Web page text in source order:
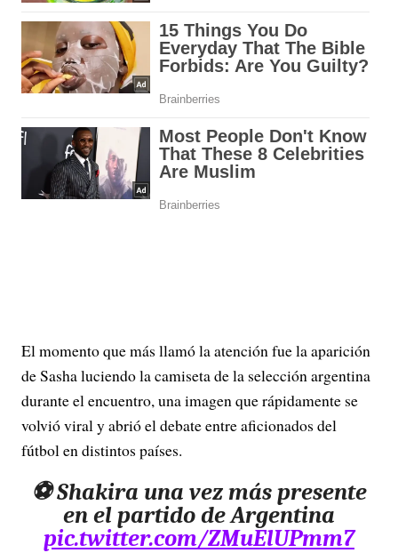
El momento que más llamó la atención fue la aparición
de Sasha luciendo la camiseta de la selección argentina
durante el encuentro, una imagen que rápidamente se
volvió viral y abrió el debate entre aficionados del
fútbol en distintos países.
⚽️ Shakira una vez más presente
en el partido de Argentina
pic.twitter.com/ZMuElUPmm7